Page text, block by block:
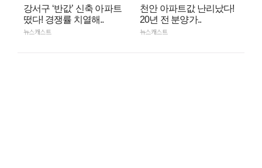
강서구 ‘반값’ 신축 아파트
떴다! 경쟁률 치열해..
뉴스캐스트
천안 아파트값 난리났다!
20년 전 분양가..
뉴스캐스트